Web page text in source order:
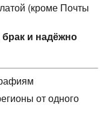
(кроме Почты
и надёжно
от одного